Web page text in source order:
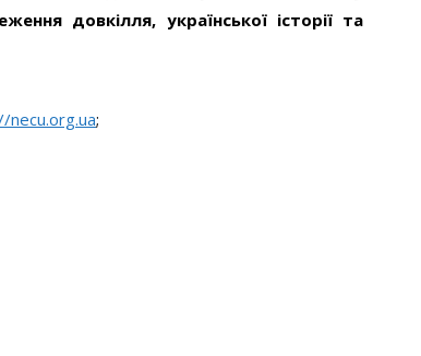
довкілля, української історії та
necu.org.ua;